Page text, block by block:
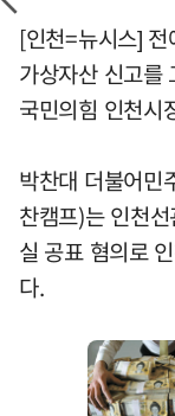
[인천=뉴시스]
가상자산 신고를
국민의힘 인천시
박찬대 더불어민
찬캠프)는 인천
실 공표 혐의로
다.